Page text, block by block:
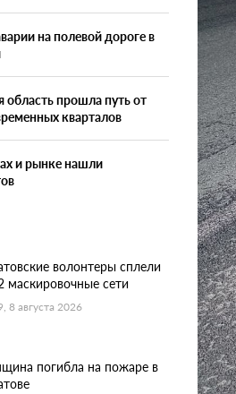
на полевой дороге в
область прошла путь от
кварталов
и рынке нашли
волонтеры сплели
маскировочные сети
8 августа 2026
погибла на пожаре в